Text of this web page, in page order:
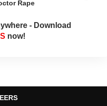
Rape
- Download
now!